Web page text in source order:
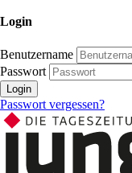
Login
Benutzername
Passwort
Login
Passwort vergessen?